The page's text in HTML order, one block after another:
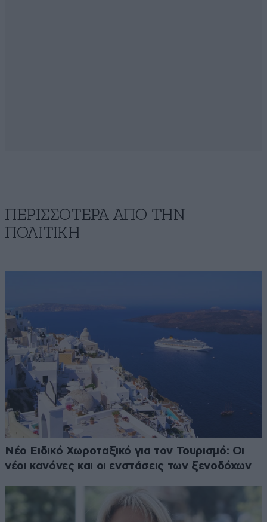
ΠΕΡΙΣΣΟΤΕΡΑ ΑΠΟ ΤΗΝ
ΠΟΛΙΤΙΚΗ
Νέο Ειδικό Χωροταξικό για τον Τουρισμό: Οι
νέοι κανόνες και οι ενστάσεις των ξενοδόχων